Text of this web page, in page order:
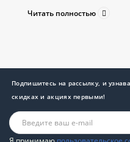
использовании
при
гораздо дольше
вкусу;
благодаря
Читать полностью
Подпишитесь на рассылку, и
скидках и акциях первыми!